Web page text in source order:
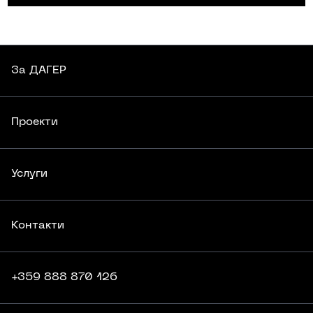
За ДАГЕР
Проекти
Услуги
Контакти
+359 888 870 126